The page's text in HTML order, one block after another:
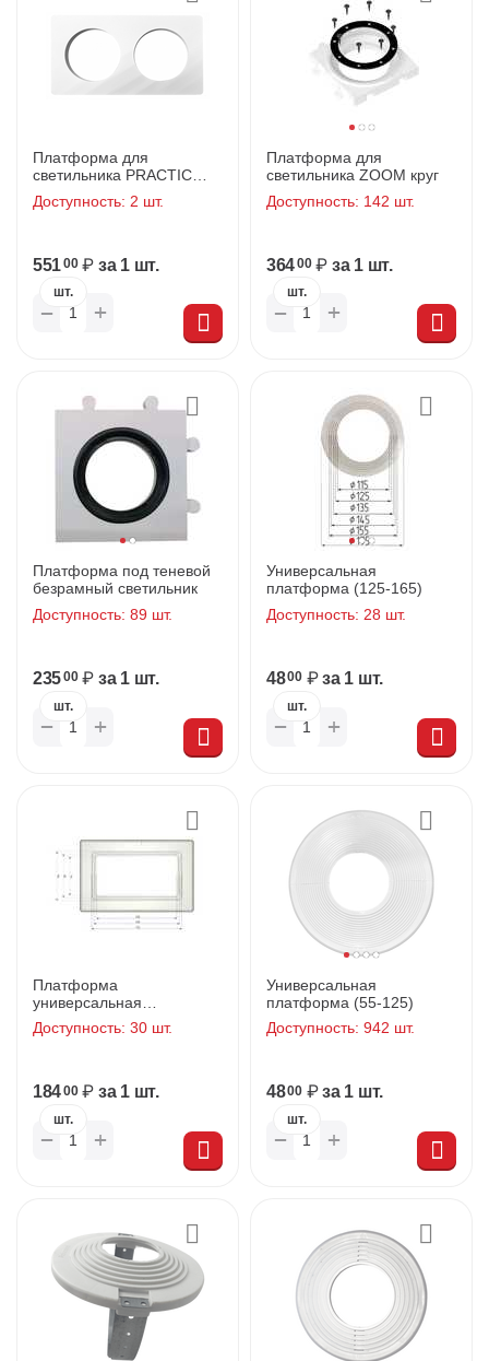
Платформа для
светильника PRACTIC
DUO 12w
Доступность: 2 шт.
55100 ₽ за 1 шт.
+
−
шт.
Платформа для
светильника ZOOM круг
Доступность: 142 шт.
36400 ₽ за 1 шт.
+
−
шт.
Платформа под теневой
безрамный светильник
Доступность: 89 шт.
23500 ₽ за 1 шт.
+
−
шт.
Универсальная
платформа (125-165)
Доступность: 28 шт.
4800 ₽ за 1 шт.
+
−
шт.
Платформа
универсальная
прямоугольная
155*75/165*85/175*95мм
Доступность: 30 шт.
18400 ₽ за 1 шт.
+
−
шт.
Универсальная
платформа (55-125)
Доступность: 942 шт.
4800 ₽ за 1 шт.
+
−
шт.